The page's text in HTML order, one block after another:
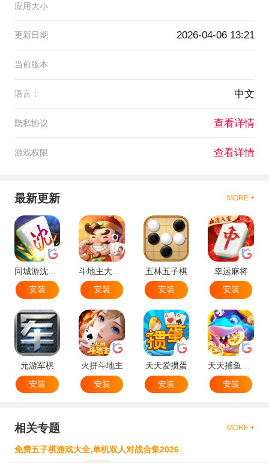
应用大小
更新日期 2026-04-06 13:21
当前版本
语言： 中文
隐私协议 查看详情
游戏权限 查看详情
最新更新 MORE +
同城游沈阳麻将
安装
安装
五林五子棋
安装
幸运麻将
安装
元游军棋
安装
火拼斗地主
安装
天天爱掼蛋
安装
安装
相关专题 MORE +
免费五子棋游戏大全,单机双人对战合集2026